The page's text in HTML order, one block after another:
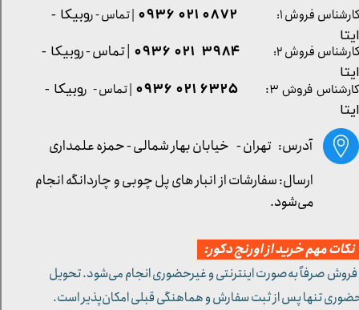
کارشناس فروش ۳: ۶۳۲۵ ۰۲۱ ۰۹۳۶ | تماس - روبیکا -
ایتا
آدرس: تهران - خیابان بهار شمالی - حمزه علمداری
مهم خرید از اورنج دکور:
صرفاً به‌صورت اینترنتی و غیرحضوری انجام می‌شود. تحویل
تنها پس از ثبت سفارش و هماهنگی قبلی امکان‌پذیر است.
کارشناس فروش ۱: 0872 021 0936 | تماس - روبیکا -
ایتا
کارشناس فروش ۲:
۳۹۸۴ ۰۲۱ ۰۹۳۶ | تماس - روبیکا -
ایتا
ارسال: سفارشات از انبار های پل چوبی و چاردانگه انجام
می‌شود.